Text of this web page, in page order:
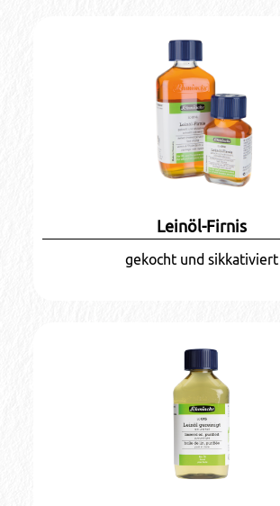
Leinöl-Firnis
gekocht und sikkativiert